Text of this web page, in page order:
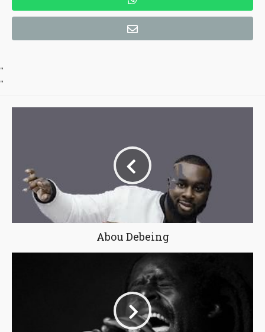
"
"
Abou Debeing